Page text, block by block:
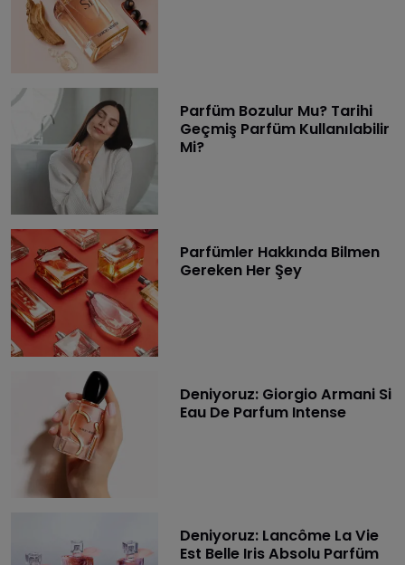
Parfüm Bozulur Mu? Tarihi
Geçmiş Parfüm Kullanılabilir
Mi?
Parfümler Hakkında Bilmen
Gereken Her Şey
Deniyoruz: Giorgio Armani Si
Eau De Parfum Intense
Deniyoruz: Lancôme La Vie
Est Belle Iris Absolu Parfüm